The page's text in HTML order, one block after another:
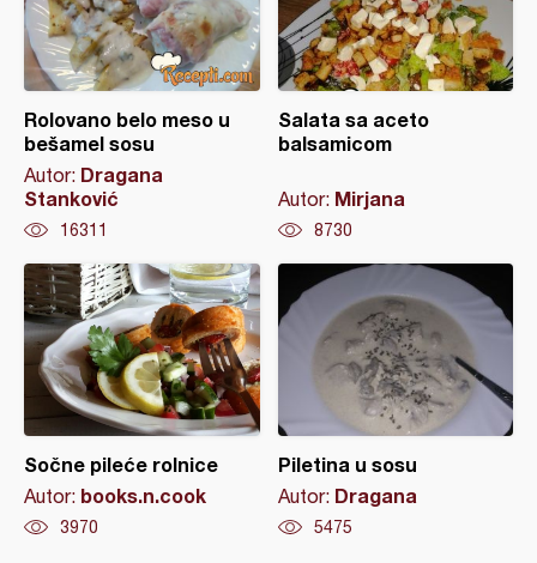
Rolovano belo meso u
bešamel sosu
Autor: Dragana
Stanković
16311
Salata sa aceto
balsamicom
Autor: Mirjana
8730
Sočne pileće rolnice
Autor: books.n.cook
3970
Piletina u sosu
Autor: Dragana
5475